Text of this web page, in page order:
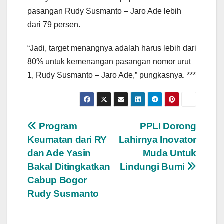
pasangan Rudy Susmanto – Jaro Ade lebih
dari 79 persen.
“Jadi, target menangnya adalah harus lebih dari
80% untuk kemenangan pasangan nomor urut
1, Rudy Susmanto – Jaro Ade,” pungkasnya. ***
Navigasi
pos
PPLI Dorong
Lahirnya Inovator
Muda Untuk
Lindungi Bumi
Program
Keumatan dari RY
dan Ade Yasin
Bakal Ditingkatkan
Cabup Bogor
Rudy Susmanto